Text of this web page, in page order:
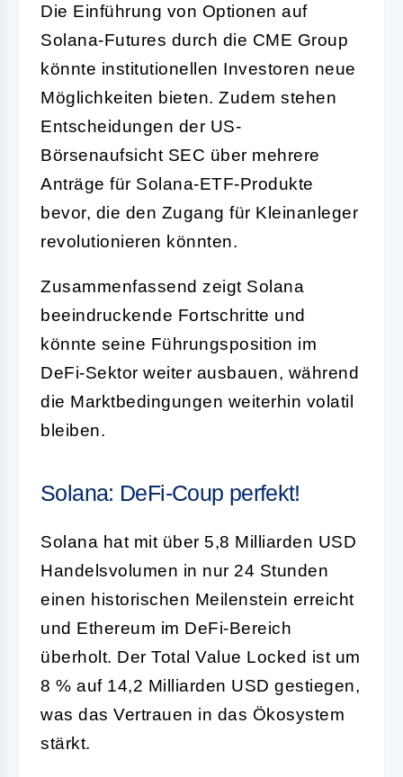
Die Einführung von Optionen auf
Solana-Futures durch die CME Group
könnte institutionellen Investoren neue
Möglichkeiten bieten. Zudem stehen
Entscheidungen der US-
Börsenaufsicht SEC über mehrere
Anträge für Solana-ETF-Produkte
bevor, die den Zugang für Kleinanleger
revolutionieren könnten.
Zusammenfassend zeigt Solana
beeindruckende Fortschritte und
könnte seine Führungsposition im
DeFi-Sektor weiter ausbauen, während
die Marktbedingungen weiterhin volatil
bleiben.
Solana: DeFi-Coup perfekt!
Solana hat mit über 5,8 Milliarden USD
Handelsvolumen in nur 24 Stunden
einen historischen Meilenstein erreicht
und Ethereum im DeFi-Bereich
überholt. Der Total Value Locked ist um
8 % auf 14,2 Milliarden USD gestiegen,
was das Vertrauen in das Ökosystem
stärkt.